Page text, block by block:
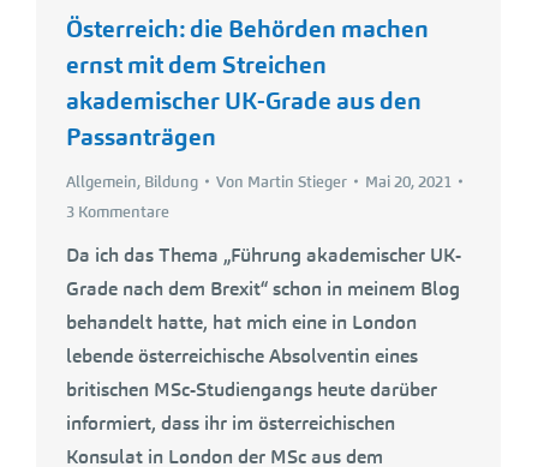
Österreich: die Behörden machen
ernst mit dem Streichen
akademischer UK-Grade aus den
Passanträgen
Allgemein, Bildung Von Martin Stieger
Mai 20, 2021
3 Kommentare
Da ich das Thema „Führung akademischer UK-
Grade nach dem Brexit“ schon in meinem Blog
behandelt hatte, hat mich eine in London
lebende österreichische Absolventin eines
britischen MSc-Studiengangs heute darüber
informiert, dass ihr im österreichischen
Konsulat in London der MSc aus dem